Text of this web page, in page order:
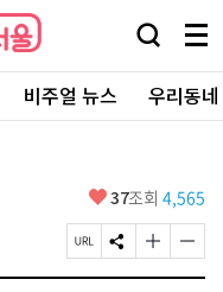
검
창
열
기
메
뉴
전
체
보
비주얼 뉴스 우리동
좋
요
37조회 4,565
페
이
S
N
글
자
글
자